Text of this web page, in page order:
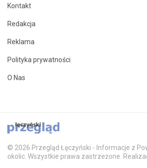
Kontakt
Redakcja
Reklama
Polityka prywatności
O Nas
© 2026 Przegląd Łęczyński - Informacje z
okolic. Wszystkie prawa zastrzeżone.